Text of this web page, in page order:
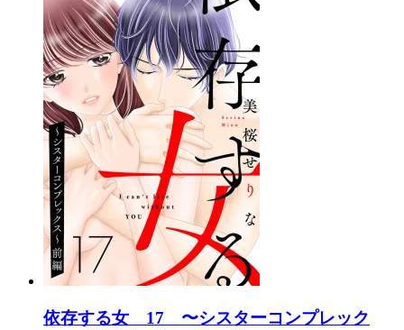
依存する女 17 〜シスターコンプレック